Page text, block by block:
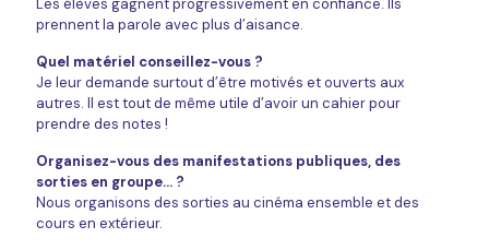
Les élèves gagnent progressivement en confiance. Ils
prennent la parole avec plus d’aisance.
Quel matériel conseillez-vous ?
Je leur demande surtout d’être motivés et ouverts aux
autres. Il est tout de même utile d’avoir un cahier pour
prendre des notes !
Organisez-vous des manifestations publiques, des
sorties en groupe… ?
Nous organisons des sorties au cinéma ensemble et des
cours en extérieur.